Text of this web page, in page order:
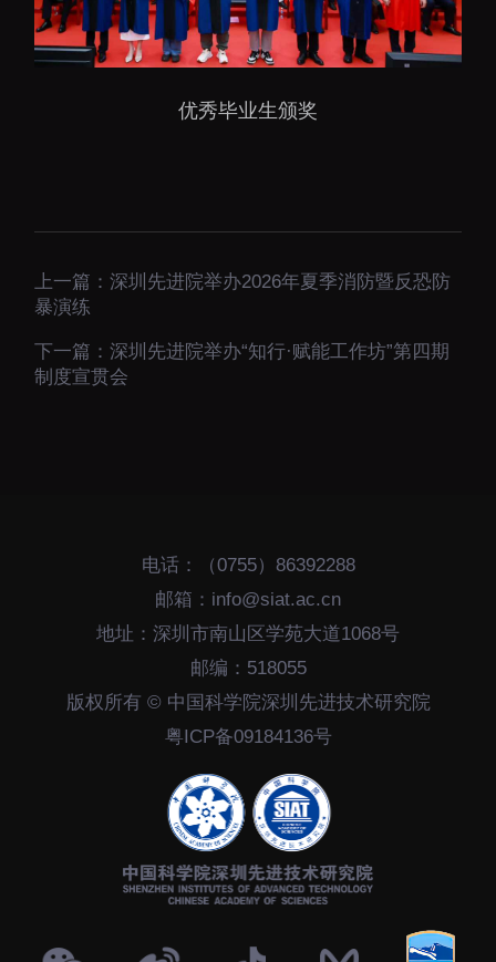
优秀毕业生颁奖
上一篇：深圳先进院举办2026年夏季消防暨反恐防
暴演练
下一篇：深圳先进院举办“知行·赋能工作坊”第四期
制度宣贯会
电话：（0755）86392288
邮箱：info@siat.ac.cn
地址：深圳市南山区学苑大道1068号
邮编：518055
版权所有 © 中国科学院深圳先进技术研究院
粤ICP备09184136号